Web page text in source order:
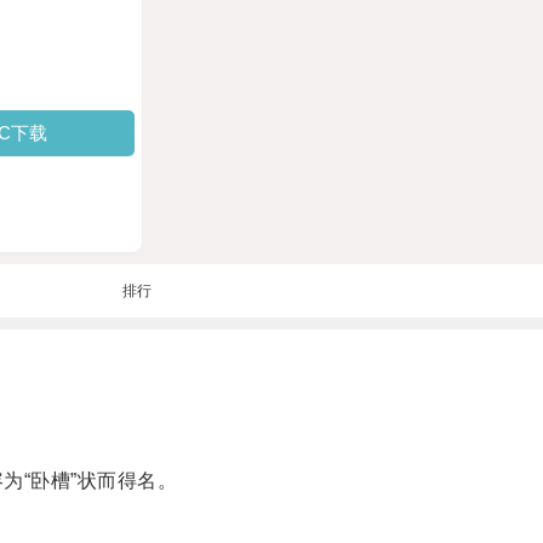
下载
排行
卧槽”状而得名。